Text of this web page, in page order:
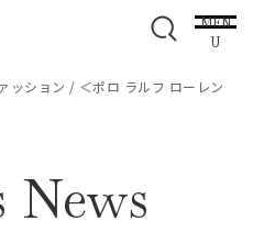
MEN
U
ッション / ＜ポロ ラルフ ローレン
News